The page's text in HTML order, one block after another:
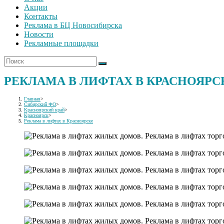
Акции
Контакты
Реклама в БЦ Новосибирска
Новости
Рекламные площадки
РЕКЛАМА В ЛИФТАХ В
Главная>
Сибирский ФО>
Красноярский край>
Красноярск>
Реклама в лифтах в Красноярске